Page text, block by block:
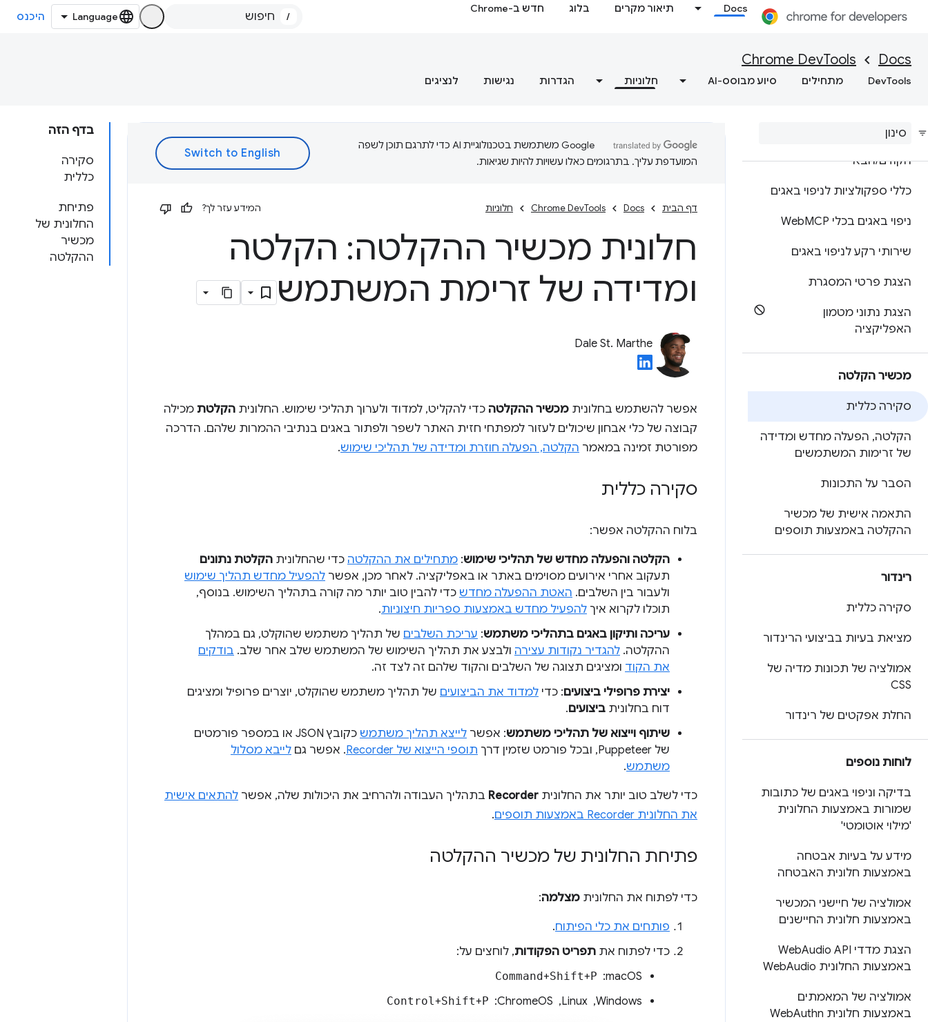
Docs תיאור מקרים בלוג חדש ב-Chrome
/ היכנס
Docs
Chrome DevTools
DevTools מתחילים סיוע מבוסס-AI חלוניות הגדרות נגישות לנציגים
הצגה, הוספה, עריכה ומחיקה
של קובצי cookie
הקודם/הבא
כללי ספקולציות לניפוי באגים
ניפוי באגים בכלי Web MCP
שירותי רקע לניפוי באגים
הצגת פרטי המסגרת
הצגת נתוני מטמון
האפליקציה
מכשיר הקלטה
סקירה כללית
הקלטה, הפעלה מחדש ומדידה
של זרימות המשתמשים
הסבר על התכונות
התאמה אישית של מכשיר
ההקלטה באמצעות תוספים
רינדור
סקירה כללית
מציאת בעיות בביצועי הרינדור
אמולציה של תכונות מדיה של
CSS
החלת אפקטים של רינדור
לוחות נוספים
בדיקה וניפוי באגים של כתובות
שמורות באמצעות החלונית
'מילוי אוטומטי'
מידע על בעיות אבטחה
באמצעות חלונית האבטחה
אמולציה של חיישני המכשיר
באמצעות חלונית החיישנים
הצגת מדדי Web Audio API
באמצעות החלונית Web Audio
אמולציה של המאמתים
באמצעות חלונית Web Authn
בדף הזה
סקירה
כללית
פתיחת
החלונית של
מכשיר
ההקלטה
‫Google משתמשת בטכנולוגיית AI כדי לתרגם תוכן לשפה
המועדפת עליך. בתרגומים כאלו עשויות להיות שגיאות.
דף הבית Docs
Chrome DevTools חלוניות המידע עזר לך?
חלונית מכשיר ההקלטה: הקלטה
ומדידה של זרימת המשתמש
Dale St. Marthe
אפשר להשתמש בחלונית מכשיר ההקלטה כדי להקליט, למדוד ולערוך תהליכי שימוש. החלונית הקלטת מכילה
קבוצה של כלי אבחון שיכולים לעזור למפתחי חזית האתר לשפר ולפתור באגים בנתיבי ההמרות שלהם. הדרכה
מפורטת זמינה במאמר הקלטה, הפעלה חוזרת ומדידה של תהליכי שימוש.
סקירה כללית
בלוח ההקלטה אפשר:
הקלטה והפעלה מחדש של תהליכי שימוש: מתחילים את ההקלטה כדי שהחלונית הקלטת נתונים
תעקוב אחרי אירועים מסוימים באתר או באפליקציה. לאחר מכן, אפשר להפעיל מחדש תהליך שימוש
ולעבור בין השלבים. האטת ההפעלה מחדש כדי להבין טוב יותר מה קורה בתהליך השימוש. בנוסף,
תוכלו לקרוא איך להפעיל מחדש באמצעות ספריות חיצוניות.
עריכה ותיקון באגים בתהליכי משתמש: עריכת השלבים של תהליך משתמש שהוקלט, גם במהלך
ההקלטה. להגדיר נקודות עצירה ולבצע את תהליך השימוש של המשתמש שלב אחר שלב. בודקים
את הקוד ומציגים תצוגה של השלבים והקוד שלהם זה לצד זה.
יצירת פרופילי ביצועים: כדי למדוד את הביצועים של תהליך משתמש שהוקלט, יוצרים פרופיל ומציגים
דוח בחלונית ביצועים.
שיתוף וייצוא של תהליכי משתמש: אפשר לייצא תהליך משתמש
כקובץ JSON או במספר פורמטים
של Puppeteer, ובכל פורמט שזמין דרך
תוספי הייצוא של Recorder . אפשר גם לייבא מסלול
משתמש.
כדי לשלב טוב יותר את החלונית Recorder בתהליך העבודה ולהרחיב את היכולות שלה, אפשר להתאים אישית
את החלונית Recorder באמצעות תוספים
.
פתיחת החלונית של מכשיר ההקלטה
כדי לפתוח את החלונית מצלמה:
פותחים את כלי הפיתוח.
כדי לפתוח את תפריט הפקודות, לוחצים על:
macOS: ‏
Command+Shift+P
Windows, ‏ Linux, ‏ ChromeOS: ‏
Control+Shift+P